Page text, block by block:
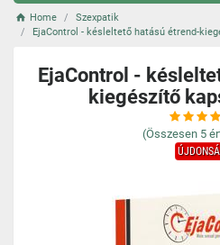
Home
Szexpatik
EjaControl - késleltető hatású étrend-
EjaControl -
kiegészítő
(Összesen 5